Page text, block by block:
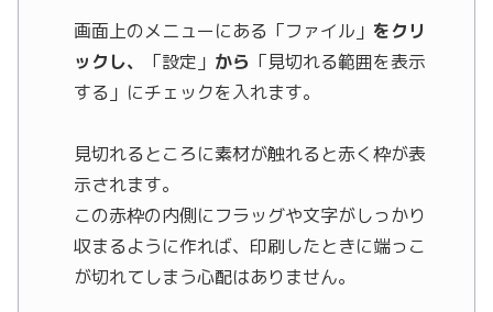
画面上のメニューにある「ファイル」 をクリ
ックし、
「設定」 から 「見切れる範囲を表示
する」にチェックを入れます。
見切れるところに素材が触れると赤く枠が表
示されます。
この赤枠の内側にフラッグや文字がしっかり
収まるように作れば、印刷したときに端っこ
が切れてしまう心配はありません。